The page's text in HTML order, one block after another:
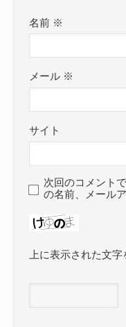
名前 ※
メール ※
サイト
次回のコメント
の名前、メール
上に表示された文